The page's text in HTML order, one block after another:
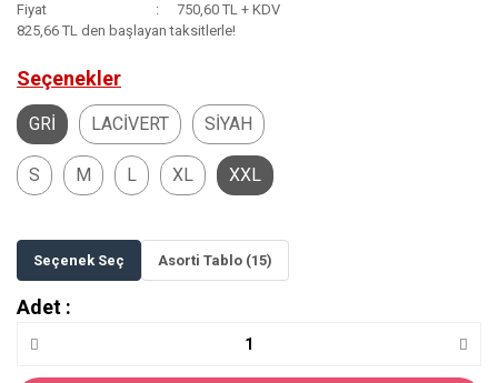
Fiyat
750,60 TL + KDV
825,66 TL den başlayan taksitlerle!
Seçenekler
GRİ LACİVERT SİYAH
S M L XL XXL
Seçenek Seç Asorti Tablo (15)
Adet :